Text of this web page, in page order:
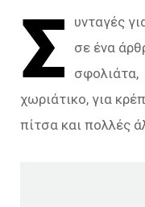
Σ
υνταγές
σε ένα
σφολιάτα,
χωριάτικο, για
πίτσα και πολλές